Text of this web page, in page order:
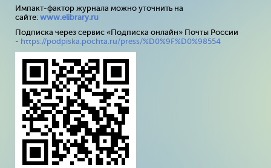
Импакт-фактор журнала можно уточнить на
сайте: www.elibrary.ru
Подписка через сервис «Подписка онлайн» Почты России
- https://podpiska.pochta.ru/press/%D0%9F%D0%98554